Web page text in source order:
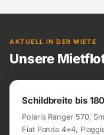
AKTUELL IN DER MIETE
Unsere
Schildbreite bis
Polaris Ranger 570,
Fiat Panda 4×4,